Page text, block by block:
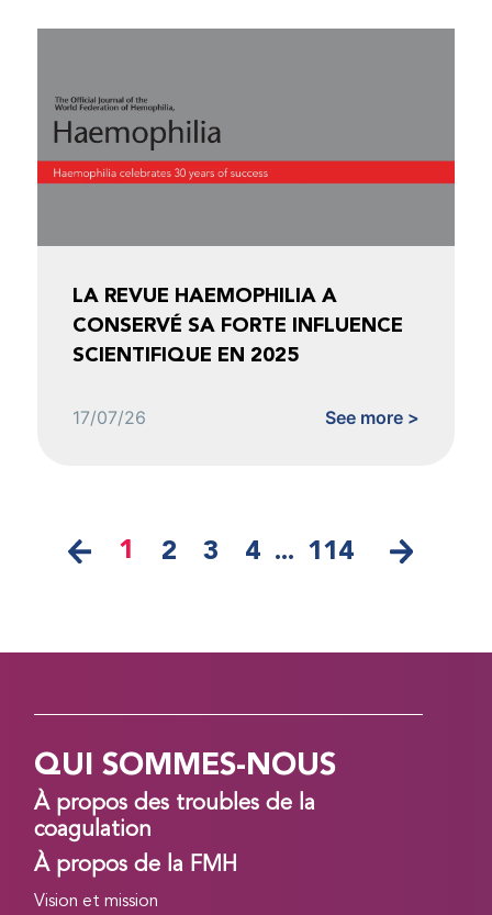
LA REVUE HAEMOPHILIA A
CONSERVÉ SA FORTE INFLUENCE
SCIENTIFIQUE EN 2025
17/07/26 See more >
1 2 3 4 ... 114
QUI SOMMES-NOUS
À propos des troubles de la
coagulation
À propos de la FMH
Vision et mission